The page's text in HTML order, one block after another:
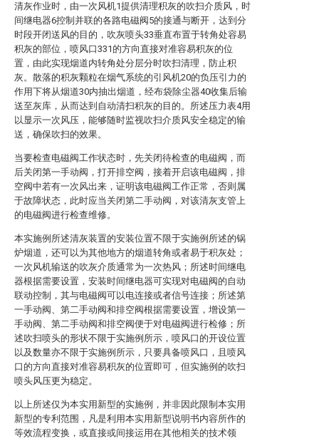
清灰作业时，由一次风机1提供清理积灰的吹扫介质风，时
间继电器6控制并联的各路电磁阀5的接通与断开，达到分
时段开闭送风的目的，吹灰喷头33垂直布置于转角处容易
积灰的部位，喷风口331的方向直接对准容易积灰的位
置，由此实现烟道内转角处分层分时吹扫清理，防止积
灰。散落的积灰颗粒在烟气系统的引风机20的负压引力的
作用下将从烟道30内抽出烟道，经布袋除尘器40收集后输
送至灰库，从而达到自动清扫积灰的目的。所述压力表4用
以显示一次风压，能够随时监视吹扫介质风安全稳定的输
送，确保吹扫的效果。
当要检查电磁阀工作状态时，先关闭待检查的电磁阀，而
后关闭第一手动阀，打开排空阀，接着开启该电磁阀，排
空阀中若有一次风出来，证明该电磁阀工作正常，否则属
于故障状态，此时应当关闭第二手动阀，对该清灰支管上
的电磁阀进行检查维修。
本实施例所述清灰装置的安装位置不限于实施例所述的锅
炉烟道，还可以为其他地方的烟道转角或者易于积灰处；
一次风机输送的吹灰介质通常为一次热风；所述时间继电
器根据需要设置，安装时间继电器可实现对电磁阀的自动
联动控制，其与电磁阀可以电连接或者信号连接；所述第
一手动阀、第二手动阀和排空阀根据需要设置，增设第一
手动阀、第二手动阀和排空阀便于对电磁阀进行检修；所
述吹扫喷头的形状不限于实施例所示，喷风口的开设位置
以及数量亦不限于实施例所示，只要具备喷风口，且喷风
口的方向直接对准容易积灰的位置即可，但实施例的吹扫
喷头风压更为稳定。
以上所述仅为本实用新型的实施例，并非因此限制本实用
新型的专利范围，凡是利用本实用新型说明书内容所作的
等效流程变换，或直接或间接运用在其他相关的技术领